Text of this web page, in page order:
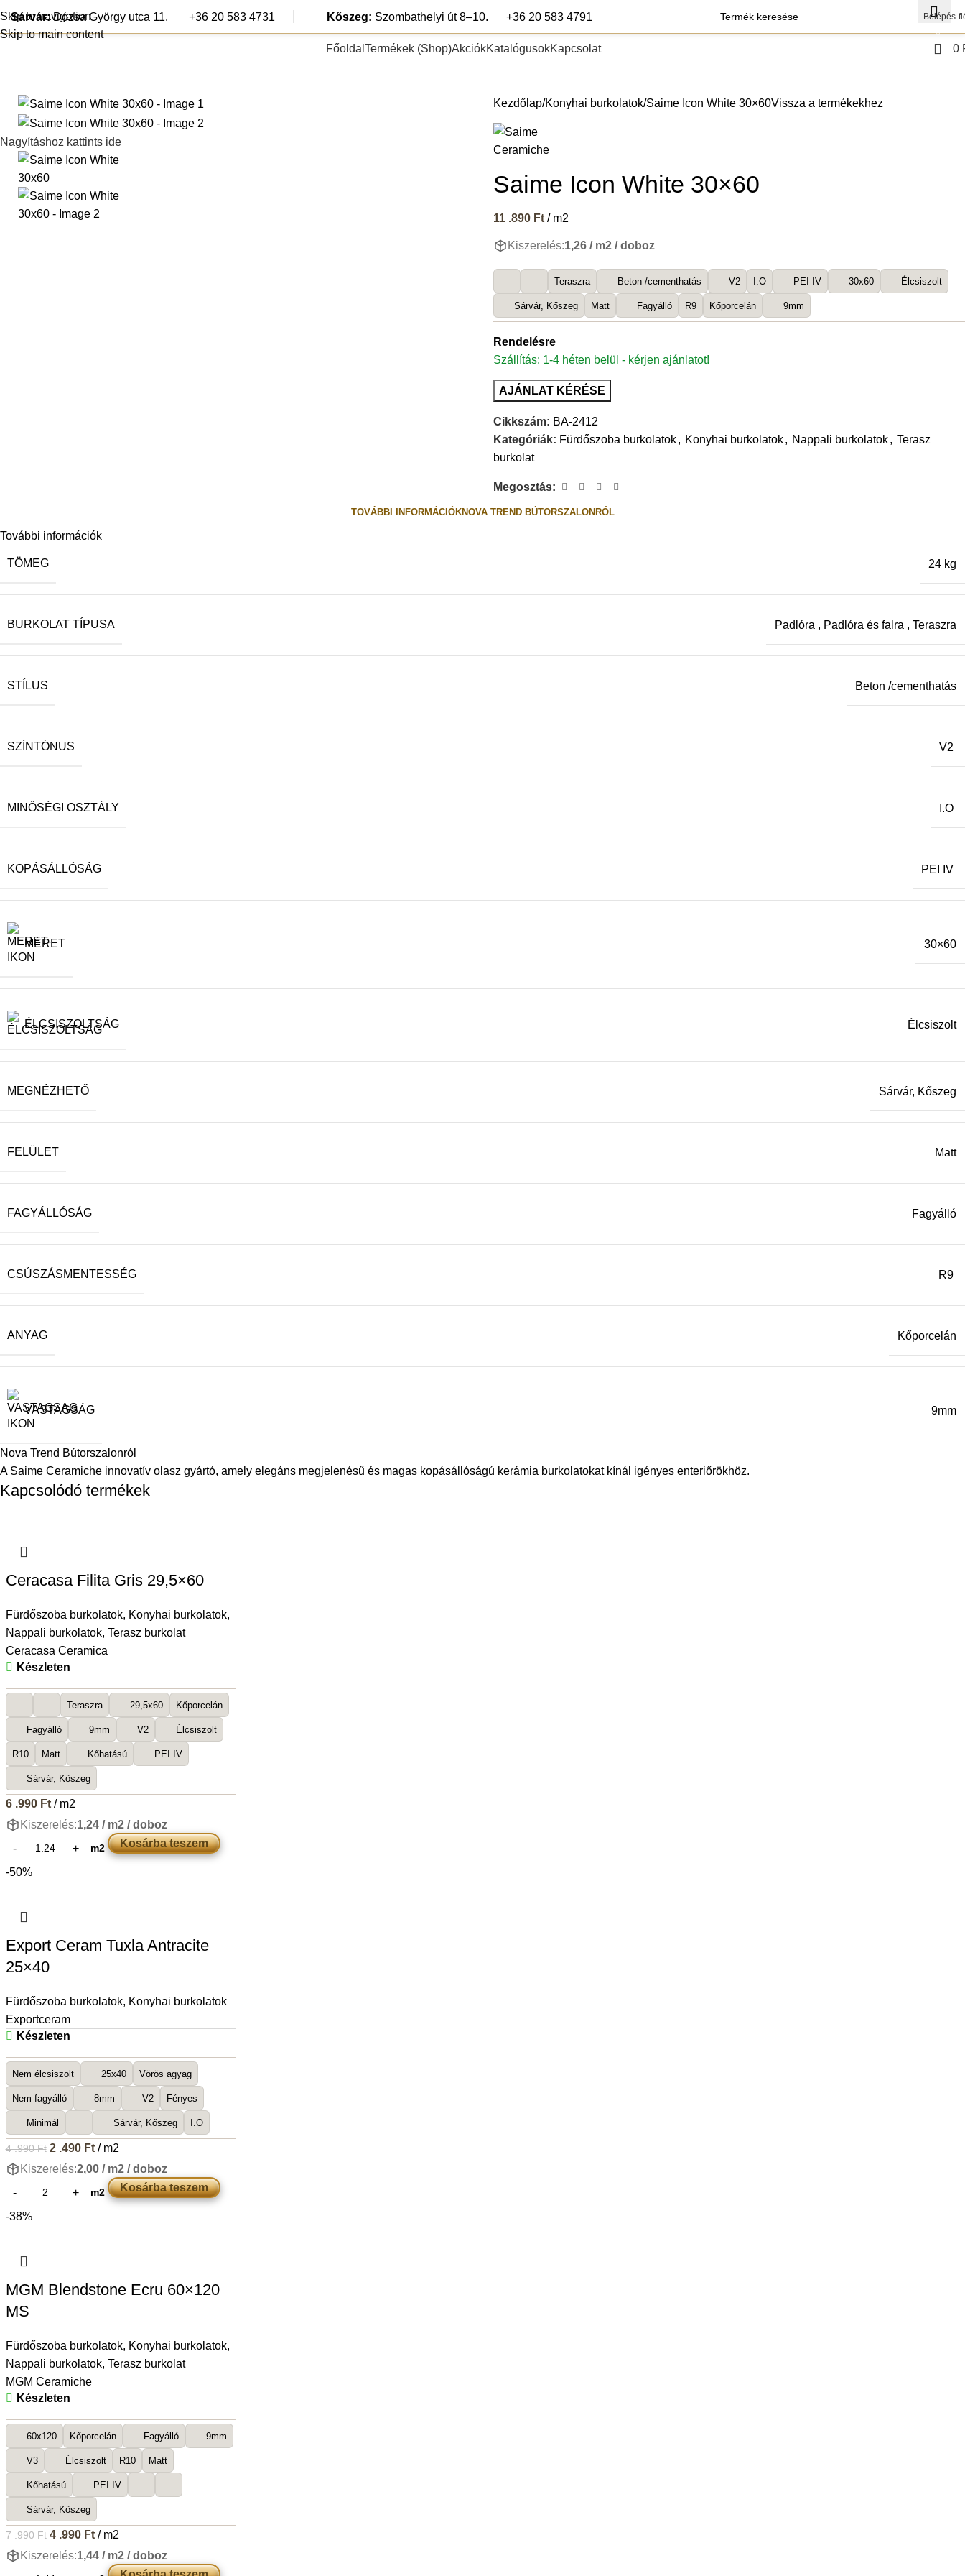
Skip to navigation
Skip to main content
Sárvár:Dózsa György utca 11. +36 20 583 4731 Kőszeg: Szombathelyi út 8–10. +36 20 583 4791 Belépés-
Főoldal Termékek (Shop)AkciókKatalógusokKapcsolat
0
0
Nagyításhoz kattints ide
Kezdőlap Konyhai burkolatok Saime Icon White 30×60Vissza a termékekhez
Saime Icon White 30×60
11 .890 Ft / m2
Kiszerelés:1,26 / m2 / doboz
Teraszra Beton /cementhatás V2 I.O PEI IV 30x60 Élcsiszolt
Sárvár, Kőszeg Matt Fagyálló R9 Kőporcelán 9mm
Rendelésre
Szállítás: 1-4 héten belül - kérjen ajánlatot!
AJÁNLAT KÉRÉSE
Cikkszám: BA-2412
Kategóriák: Fürdőszoba burkolatok, Konyhai burkolatok, Nappali burkolatok, Terasz
burkolat
Megosztás:
TOVÁBBI INFORMÁCIÓKNOVA TREND BÚTORSZALONRÓL
További információk
TÖMEG 24 kg
BURKOLAT TÍPUSA Padlóra , Padlóra és falra , Teraszra
STÍLUS Beton /cementhatás
SZÍNTÓNUS V2
MINŐSÉGI OSZTÁLY I.O
KOPÁSÁLLÓSÁG PEI IV
MÉRET 30×60
ÉLCSISZOLTSÁG Élcsiszolt
MEGNÉZHETŐ Sárvár, Kőszeg
FELÜLET Matt
FAGYÁLLÓSÁG Fagyálló
CSÚSZÁSMENTESSÉG R9
ANYAG Kőporcelán
VASTAGSÁG 9mm
Nova Trend Bútorszalonról
A Saime Ceramiche innovatív olasz gyártó, amely elegáns megjelenésű és magas kopásállóságú kerámia burkolatokat kínál igényes enteriőrökhöz.
Kapcsolódó termékek
Ceracasa Filita Gris 29,5×60
Fürdőszoba burkolatok, Konyhai burkolatok,
Nappali burkolatok, Terasz burkolat
Ceracasa Ceramica
Készleten
Teraszra 29,5x60 Kőporcelán
Fagyálló 9mm V2 Élcsiszolt
R10 Matt Kőhatású PEI IV
Sárvár, Kőszeg
6 .990 Ft/ m2
Kiszerelés:1,24 / m2 / doboz
m2 Kosárba teszem
-50%
Export Ceram Tuxla Antracite
25×40
Fürdőszoba burkolatok, Konyhai burkolatok
Exportceram
Készleten
Nem élcsiszolt 25x40 Vörös agyag
Nem fagyálló 8mm V2 Fényes
Minimál Sárvár, Kőszeg I.O
4 .990Ft 2 .490 Ft/ m2
Kiszerelés:2,00 / m2 / doboz
m2 Kosárba teszem
-38%
MGM Blendstone Ecru 60×120
MS
Fürdőszoba burkolatok, Konyhai burkolatok,
Nappali burkolatok, Terasz burkolat
MGM Ceramiche
Készleten
60x120 Kőporcelán Fagyálló 9mm
V3 Élcsiszolt R10 Matt
Kőhatású PEI IV
Sárvár, Kőszeg
7 .990Ft 4 .990 Ft/ m2
Kiszerelés:1,44 / m2 / doboz